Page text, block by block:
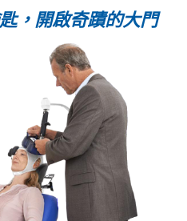
，開啟奇蹟的大門